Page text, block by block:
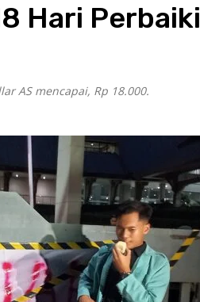
Hari Perbaiki
AS mencapai, Rp 18.000.